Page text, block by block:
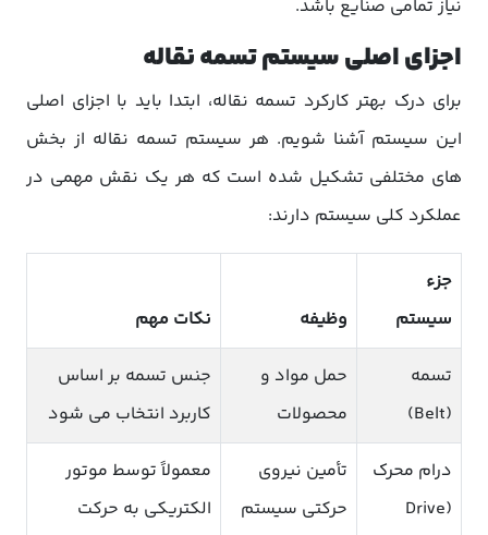
نیاز تمامی صنایع باشد.
اجزای اصلی سیستم تسمه نقاله
برای درک بهتر کارکرد تسمه نقاله، ابتدا باید با اجزای اصلی
این سیستم آشنا شویم. هر سیستم تسمه نقاله از بخش
های مختلفی تشکیل شده است که هر یک نقش مهمی در
عملکرد کلی سیستم دارند:
جزء
سیستم
وظیفه نکات مهم
تسمه
(Belt)
حمل مواد و
محصولات
جنس تسمه بر اساس
کاربرد انتخاب می شود
درام محرک
(Drive
تأمین نیروی
حرکتی سیستم
معمولاً توسط موتور
الکتریکی به حرکت